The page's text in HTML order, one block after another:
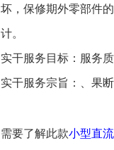
坏，保修期外零部件
计。
实干服务目标：服务
实干服务宗旨：、果
需要了解此款小型直